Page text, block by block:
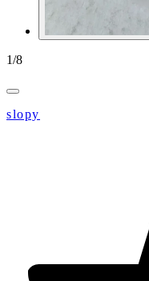
1/8
slopy